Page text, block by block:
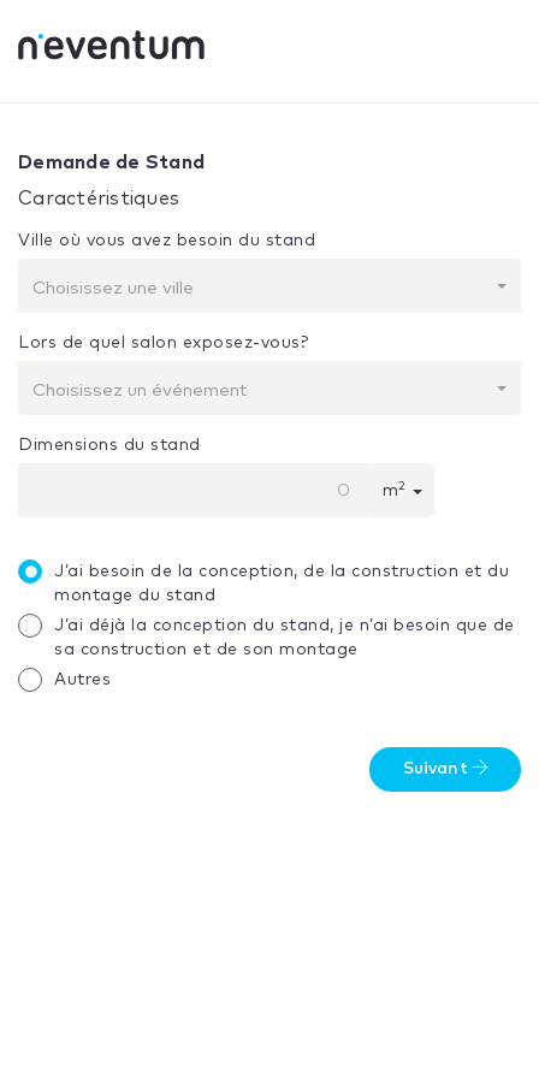
Votre sélection:
Demande de Stand
Caractéristiques
Ville où vous avez besoin du stand
Choisissez une ville
Lors de quel salon exposez-vous?
Choisissez un événement
Dimensions du stand
m2
J’ai besoin de la conception, de la construction et du
montage du stand
J’ai déjà la conception du stand, je n’ai besoin que de
sa construction et de son montage
Autres
Suivant